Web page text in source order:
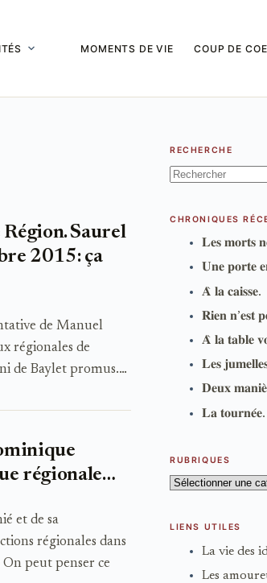
MOMENTS DE VIE COUP DE
Saurel
2015: ça
de Manuel
régionales de
de Baylet promus.…
régionale…
et de sa
régionales dans
peut penser ce
RECHERCHE
CHRONIQUES
𝐋𝐞𝐬 𝐦𝐨𝐫𝐭𝐬
𝐔𝐧𝐞 𝐩𝐨𝐫𝐭𝐞
𝐀̀ 𝐥𝐚 𝐜𝐚𝐢𝐬𝐬𝐞.
𝐑𝐢𝐞𝐧 𝐧’𝐞𝐬𝐭
𝐀̀ 𝐥𝐚 𝐭𝐚𝐛𝐥𝐞
𝐋𝐞𝐬
𝐃𝐞𝐮𝐱
𝐋𝐚 𝐭𝐨𝐮𝐫𝐧𝐞́𝐞.
RUBRIQUES
Rubriques
LIENS UTILES
La vie des
Les